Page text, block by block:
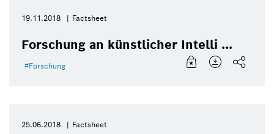
19.11.2018 Factsheet
Forschung an künstlicher Intelli ...
Forschung
25.06.2018 Factsheet